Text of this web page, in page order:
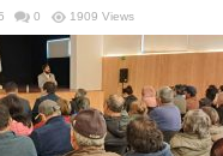
0 1909 Views